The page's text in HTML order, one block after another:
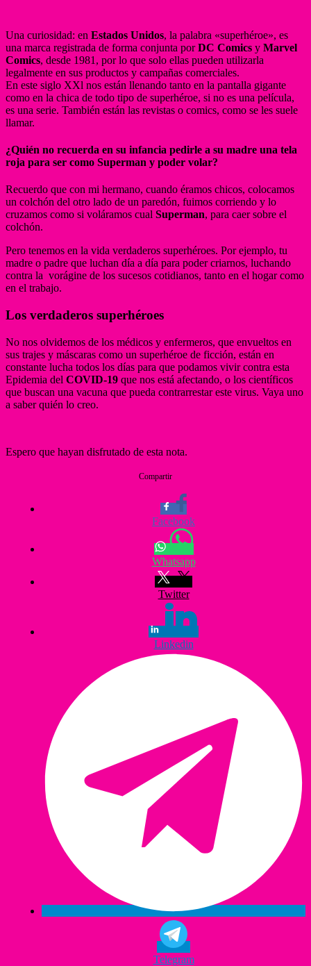
Una curiosidad: en Estados Unidos, la palabra «superhéroe», es
una marca registrada de forma conjunta porDC Comics y Marvel
Comics, desde 1981, por lo que solo ellas pueden utilizarla
legalmente en sus productos y campañas comerciales.
En este siglo XXl nos están llenando tanto en la pantalla gigante
como en la chica de todo tipo de superhéroe, si no es una película,
es una serie. También están las revistas o comics, como se les suele
llamar.
¿Quién no recuerda en su infancia pedirle a su madre una tela
roja para ser como Superman y poder volar?
Recuerdo que con mi hermano, cuando éramos chicos, colocamos
un colchón del otro lado de un paredón, fuimos corriendo y lo
cruzamos como si voláramos cual Superman, para caer sobre el
colchón.
Pero tenemos en la vida verdaderos superhéroes. Por ejemplo, tu
madre o padre que luchan día a día para poder criarnos, luchando
contra la vorágine de los sucesos cotidianos, tanto en el hogar como
en el trabajo.
Los verdaderos superhéroes
No nos olvidemos de los médicos y enfermeros, que envueltos en
sus trajes y máscaras como un superhéroe de ficción, están en
constante lucha todos los días para que podamos vivir contra esta
Epidemia del COVID-19 que nos está afectando, o los científicos
que buscan una vacuna que pueda contrarrestar este virus. Vaya uno
a saber quién lo creo.
Espero que hayan disfrutado de esta nota.
Compartir
Facebook
Whatsapp
Twitter
Linkedin
Telegram